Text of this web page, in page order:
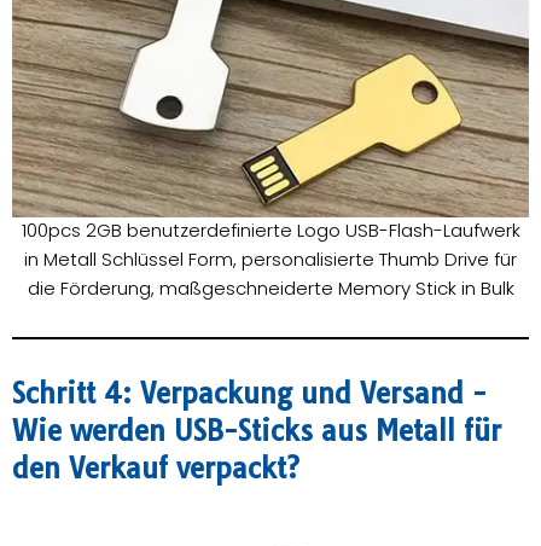
100pcs 2GB benutzerdefinierte Logo USB-Flash-Laufwerk
in Metall Schlüssel Form, personalisierte Thumb Drive für
die Förderung, maßgeschneiderte Memory Stick in Bulk
Schritt 4: Verpackung und Versand -
Wie werden USB-Sticks aus Metall für
den Verkauf verpackt?